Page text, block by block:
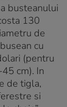
busteanului
130
de
cu
(pentru
cm). In
de tigla,
si